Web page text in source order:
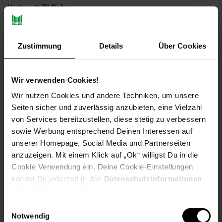
Zustimmung Details Über Cookies
Wir verwenden Cookies!
Wir nutzen Cookies und andere Techniken, um unsere
Seiten sicher und zuverlässig anzubieten, eine Vielzahl
von Services bereitzustellen, diese stetig zu verbessern
sowie Werbung entsprechend Deinen Interessen auf
unserer Homepage, Social Media und Partnerseiten
anzuzeigen. Mit einem Klick auf „Ok“ willigst Du in die
Cookie Verwendung ein. Deine Cookie-Einstellungen
kannst Du jederzeit in den Datenschutzinformationen
Notwendig
Vintage trifft Boho
Das Vintage-Muster des KASBERG vereint die warme Patina
Boho-Stils. Die dezenten, leicht verwaschenen Farbtöne
schaffen eine einladende, entspannte Atmosphäre auf Deiner
Wetterfest und unkompliziert
Gefertigt aus 100 % Polypropylen in Heatset-Frisée-Qualität
mit Polypropylen-Rückseite. UV-beständig — die Farben halten
der Sonne stand, Saison für Saison. Nach einem
Regenschauer trocknet der Teppich schnell und behält seine
Form zuverlässig bei. Mit 1.600 g/m² und 76.800 Punkten pro
m² liegt er stabil am Boden. Die 3 mm Gesamthöhe macht ihn
besonders praktisch: Terrassentüren, Balkontüren und Stühle
bewegen sich mühelos über die Oberfläche.